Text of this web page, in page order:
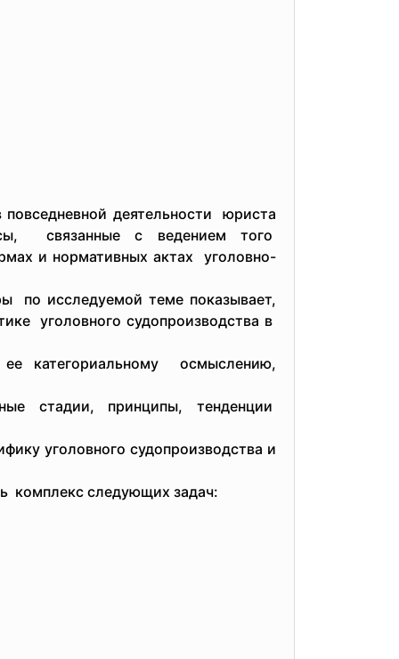
деятельности юриста
связанные с ведением того
и нормативных актах уголовно-
по исследуемой теме показывает,
уголовного судопроизводства в
категориальному осмыслению,
стадии, принципы, тенденции
уголовного судопроизводства и
комплекс следующих задач: